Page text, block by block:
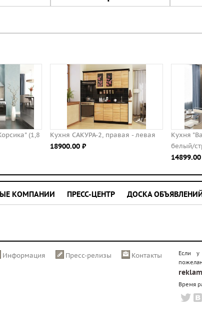
2, правая - левая
Кухня "Валерия" 1,8 м (Страйп
белый/страйп чёрный)
КОМПАНИИ ПРЕСС-ЦЕНТР ДОСКА
Информация Пресс-релизы Контакты
Если
Время